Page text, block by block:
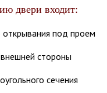
двери входит:
под проем
стороны
сечения